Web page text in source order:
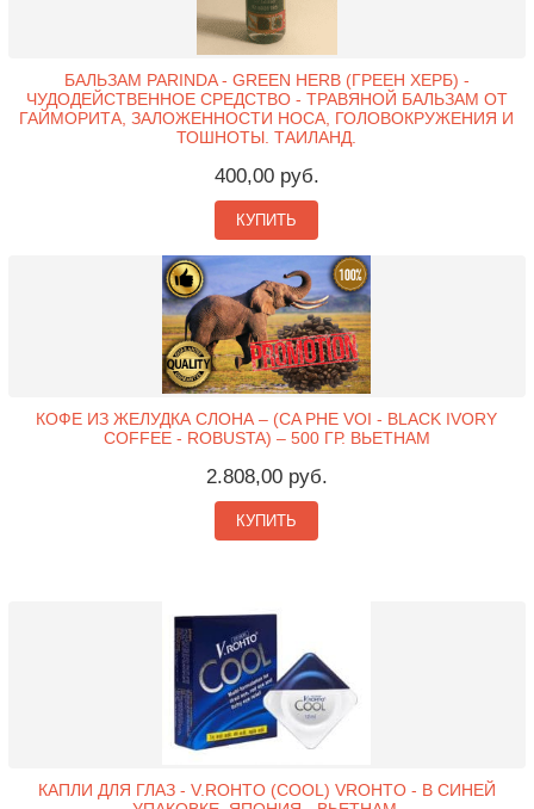
БАЛЬЗАМ PARINDA - GREEN HERB (ГРЕЕН ХЕРБ) -
ЧУДОДЕЙСТВЕННОЕ СРЕДСТВО - ТРАВЯНОЙ БАЛЬЗАМ ОТ
ГАЙМОРИТА, ЗАЛОЖЕННОСТИ НОСА, ГОЛОВОКРУЖЕНИЯ И
ТОШНОТЫ. ТАИЛАНД.
400,00 руб.
КУПИТЬ
КОФЕ ИЗ ЖЕЛУДКА СЛОНА – (CA PHE VOI - BLACK IVORY
COFFEE - ROBUSTA) – 500 ГР. ВЬЕТНАМ
2.808,00 руб.
КУПИТЬ
КАПЛИ ДЛЯ ГЛАЗ - V.ROHTO (COOL) VROHTO - В СИНЕЙ